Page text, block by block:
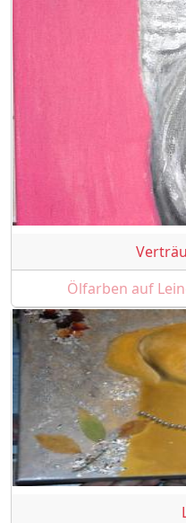
Ölfarben auf